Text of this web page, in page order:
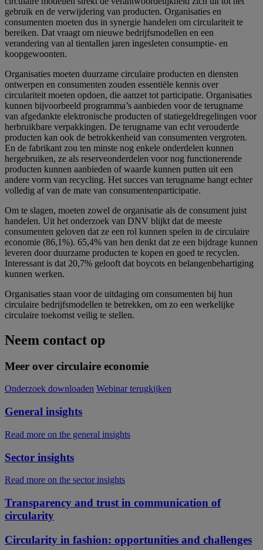
gebruik en de verwijdering van producten. Organisaties en
consumenten moeten dus in synergie handelen om circulariteit te
bereiken. Dat vraagt om nieuwe bedrijfsmodellen en een
verandering van al tientallen jaren ingesleten consumptie- en
koopgewoonten.
Organisaties moeten duurzame circulaire producten en diensten
ontwerpen en consumenten zouden essentiële kennis over
circulariteit moeten opdoen, die aanzet tot participatie. Organisaties
kunnen bijvoorbeeld programma’s aanbieden voor de terugname
van afgedankte elektronische producten of statiegeldregelingen voor
herbruikbare verpakkingen. De terugname van echt verouderde
producten kan ook de betrokkenheid van consumenten vergroten.
En de fabrikant zou ten minste nog enkele onderdelen kunnen
hergebruiken, ze als reserveonderdelen voor nog functionerende
producten kunnen aanbieden of waarde kunnen putten uit een
andere vorm van recycling. Het succes van terugname hangt echter
volledig af van de mate van consumentenparticipatie.
Om te slagen, moeten zowel de organisatie als de consument juist
handelen. Uit het onderzoek van DNV blijkt dat de meeste
consumenten geloven dat ze een rol kunnen spelen in de circulaire
economie (86,1%). 65,4% van hen denkt dat ze een bijdrage kunnen
leveren door duurzame producten te kopen en goed te recyclen.
Interessant is dat 20,7% gelooft dat boycots en belangenbehartiging
kunnen werken.
Organisaties staan voor de uitdaging om consumenten bij hun
circulaire bedrijfsmodellen te betrekken, om zo een werkelijke
circulaire toekomst veilig te stellen.
Neem contact op
Meer over circulaire economie
Onderzoek downloaden Webinar terugkijken
General insights
Read more on the general insights
Sector insights
Read more on the sector insights
Transparency and trust in communication of
circularity
Circularity in fashion: opportunities and challenges